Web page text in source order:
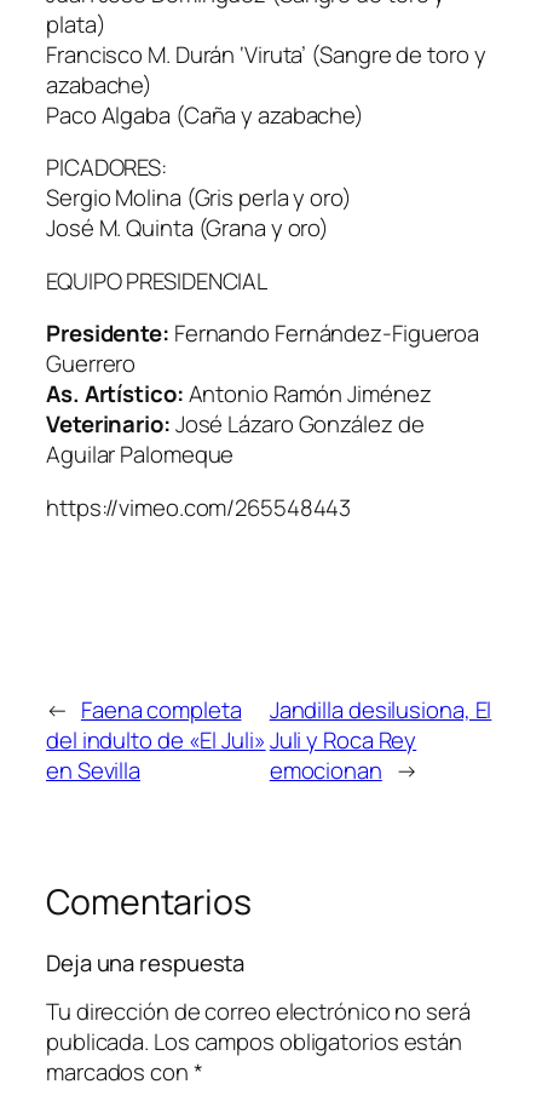
plata)
Francisco M. Durán ‘Viruta’ (Sangre de toro y
azabache)
Paco Algaba (Caña y azabache)
PICADORES:
Sergio Molina (Gris perla y oro)
José M. Quinta (Grana y oro)
EQUIPO PRESIDENCIAL
Presidente: Fernando Fernández-Figueroa
Guerrero
As. Artístico:Antonio Ramón Jiménez
Veterinario:José Lázaro González de
Aguilar Palomeque
https://vimeo.com/265548443
← Faena completa
del indulto de «El Juli»
en Sevilla
Jandilla desilusiona, El
Juli y Roca Rey
emocionan →
Comentarios
Deja una respuesta
Tu dirección de correo electrónico no será
publicada. Los campos obligatorios están
marcados con*